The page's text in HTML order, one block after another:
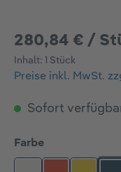
280,84 € /
Inhalt: 1 Stück
Preise inkl. MwSt.
Sofort
Farbe